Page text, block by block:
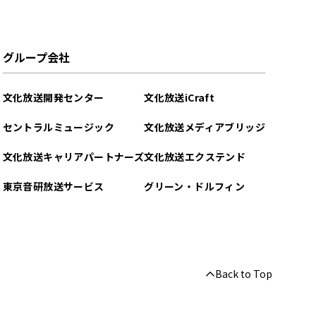
グループ会社
文化放送開発センター
セントラルミュージック
文化放送キャリアパートナーズ
東京音研放送サービス
文化放送iCraft
文化放送メディアブリッジ
文化放送エクステンド
グリーン・ドルフィン
Back to Top